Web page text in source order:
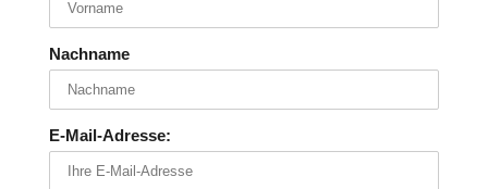
Nachname
E-Mail-Adresse: